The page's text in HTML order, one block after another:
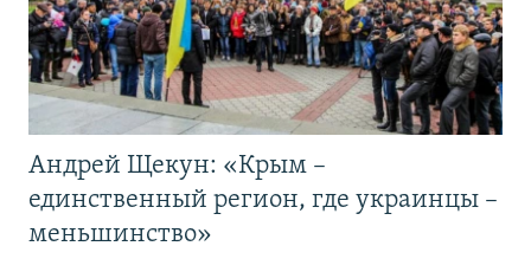
Андрей Щекун: «Крым –
единственный регион, где украинцы –
меньшинство»